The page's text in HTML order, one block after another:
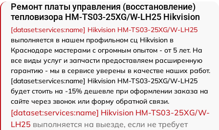
Ремонт платы управления (восстановление)
тепловизора HM-TS03-25XG/W-LH25 Hikvision
[dataset:services:name] Hikvision HM-TS03-25XG/W-LH25
выполняется в нашем профильном сц Hikvision в
Краснодаре мастерами с огромным опытом - от 5 лет. На
все виды услуг и запчасти предоставляем расширенную
гарантию - мы в сервисе уверены в качестве наших работ.
[dataset:services:name] Hikvision HM-TS03-25XG/W-LH25
будет стоить на -15% дешевле при оформлении заказа на
сайте через звонок или форму обратной связи.
[dataset:services:name] Hikvision HM-TS03-25XG/W-
LH25 выполняется на выезде, если не требует